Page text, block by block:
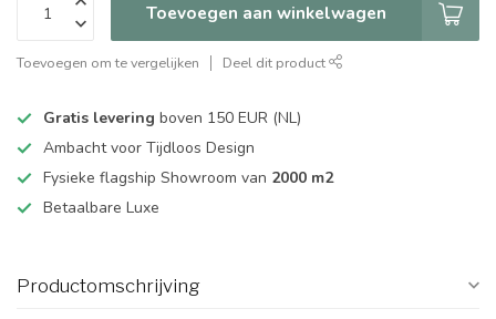
Toevoegen aan winkelwagen
Toevoegen om te vergelijken Deel dit product
Gratis levering boven 150 EUR (NL)
Ambacht voor Tijdloos Design
Fysieke flagship Showroom van 2000 m2
Betaalbare Luxe
Productomschrijving